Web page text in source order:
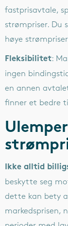
fastprisavtale,
strømpriser. Du
høye
Fleksibilitet:
ingen
en annen
finner et bedre
Ikke alltid
beskytte seg
dette kan bety
markedsprisen,